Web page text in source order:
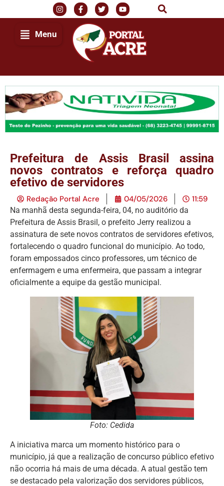
Menu
Prefeitura de Assis Brasil assina
novos contratos e reforça quadro
efetivo de servidores
Redação Portal Acre 04/05/2026 11:59
Na manhã desta segunda-feira, 04, no auditório da
Prefeitura de Assis Brasil, o prefeito Jerry realizou a
assinatura de sete novos contratos de servidores efetivos,
fortalecendo o quadro funcional do município. Ao todo,
foram empossados cinco professores, um técnico de
enfermagem e uma enfermeira, que passam a integrar
oficialmente a equipe da gestão municipal.
Foto: Cedida
A iniciativa marca um momento histórico para o
município, já que a realização de concurso público efetivo
não ocorria há mais de uma década. A atual gestão tem
se destacado pela valorização dos servidores públicos,